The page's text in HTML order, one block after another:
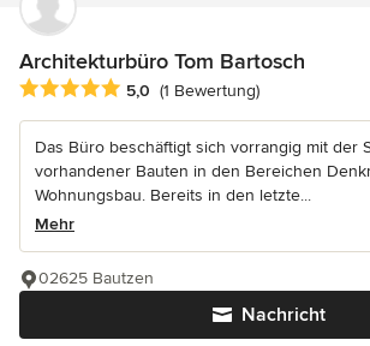
Architekturbüro Tom Bartosch
Durchschnittliche Bewertung: 5 von 5
5,0 (1 Bewertung)
Das Büro beschäftigt sich vorrangig mit der
vorhandener Bauten in den Bereichen
Wohnungsbau. Bereits in den letzte...
Mehr
Nachricht
02625 Bautzen